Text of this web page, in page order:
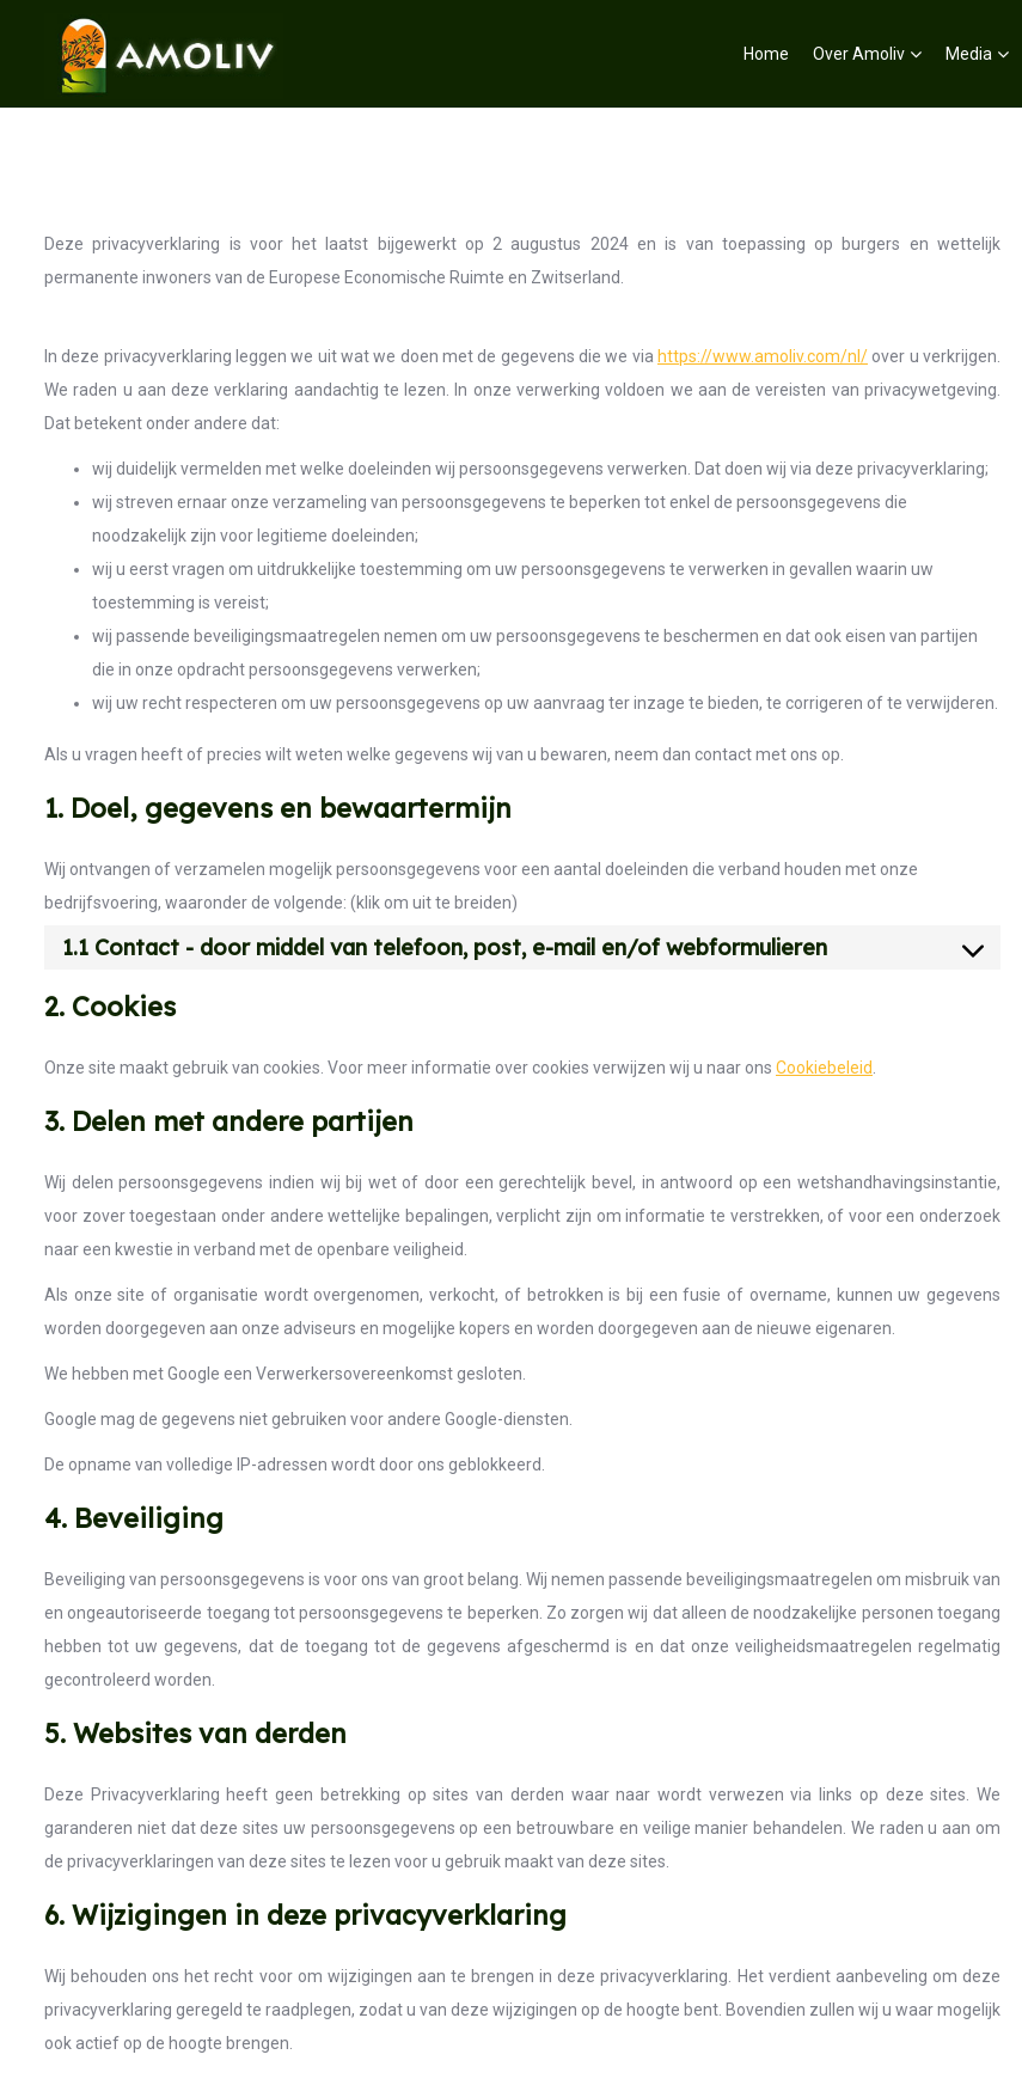
Home Over Amoliv Media
Deze privacyverklaring is voor het laatst bijgewerkt op 2 augustus 2024 en is van toepassing op burgers en wettelijk
permanente inwoners van de Europese Economische Ruimte en Zwitserland.
In deze privacyverklaring leggen we uit wat we doen met de gegevens die we via https://www.amoliv.com/nl/ over u verkrijgen.
We raden u aan deze verklaring aandachtig te lezen. In onze verwerking voldoen we aan de vereisten van privacywetgeving.
Dat betekent onder andere dat:
wij duidelijk vermelden met welke doeleinden wij persoonsgegevens verwerken. Dat doen wij via deze privacyverklaring;
wij streven ernaar onze verzameling van persoonsgegevens te beperken tot enkel de persoonsgegevens die
noodzakelijk zijn voor legitieme doeleinden;
wij u eerst vragen om uitdrukkelijke toestemming om uw persoonsgegevens te verwerken in gevallen waarin uw
toestemming is vereist;
wij passende beveiligingsmaatregelen nemen om uw persoonsgegevens te beschermen en dat ook eisen van partijen
die in onze opdracht persoonsgegevens verwerken;
wij uw recht respecteren om uw persoonsgegevens op uw aanvraag ter inzage te bieden, te corrigeren of te verwijderen.
Als u vragen heeft of precies wilt weten welke gegevens wij van u bewaren, neem dan contact met ons op.
1. Doel, gegevens en bewaartermijn
Wij ontvangen of verzamelen mogelijk persoonsgegevens voor een aantal doeleinden die verband houden met onze
bedrijfsvoering, waaronder de volgende: (klik om uit te breiden)
1.1 Contact - door middel van telefoon, post, e-mail en/of webformulieren
2. Cookies
Onze site maakt gebruik van cookies. Voor meer informatie over cookies verwijzen wij u naar ons Cookiebeleid
3. Delen met andere partijen
Wij delen persoonsgegevens indien wij bij wet of door een gerechtelijk bevel, in antwoord op een wetshandhavingsinstantie,
voor zover toegestaan onder andere wettelijke bepalingen, verplicht zijn om informatie te verstrekken, of voor een onderzoek
naar een kwestie in verband met de openbare veiligheid.
Als onze site of organisatie wordt overgenomen, verkocht, of betrokken is bij een fusie of overname, kunnen uw gegevens
worden doorgegeven aan onze adviseurs en mogelijke kopers en worden doorgegeven aan de nieuwe eigenaren.
We hebben met Google een Verwerkersovereenkomst gesloten.
Google mag de gegevens niet gebruiken voor andere Google-diensten.
De opname van volledige IP-adressen wordt door ons geblokkeerd.
4. Beveiliging
Beveiliging van persoonsgegevens is voor ons van groot belang. Wij nemen passende beveiligingsmaatregelen om misbruik van
en ongeautoriseerde toegang tot persoonsgegevens te beperken. Zo zorgen wij dat alleen de noodzakelijke personen toegang
hebben tot uw gegevens, dat de toegang tot de gegevens afgeschermd is en dat onze veiligheidsmaatregelen regelmatig
gecontroleerd worden.
5. Websites van derden
Deze Privacyverklaring heeft geen betrekking op sites van derden waar naar wordt verwezen via links op deze sites. We
garanderen niet dat deze sites uw persoonsgegevens op een betrouwbare en veilige manier behandelen. We raden u aan om
de privacyverklaringen van deze sites te lezen voor u gebruik maakt van deze sites.
6. Wijzigingen in deze privacyverklaring
Wij behouden ons het recht voor om wijzigingen aan te brengen in deze privacyverklaring. Het verdient aanbeveling om deze
privacyverklaring geregeld te raadplegen, zodat u van deze wijzigingen op de hoogte bent. Bovendien zullen wij u waar mogelijk
ook actief op de hoogte brengen.